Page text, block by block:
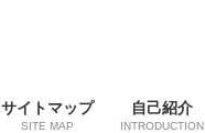
サイトマップ
SITE MAP
自己紹介
INTRODUCTION